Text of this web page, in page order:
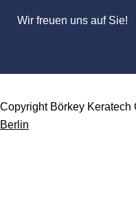
Wir freuen uns auf Sie!
Copyright Börkey Keratech
Berlin